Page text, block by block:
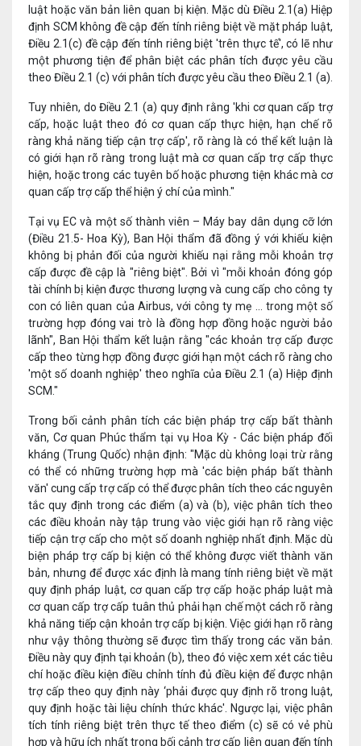
luật hoặc văn bản liên quan bị kiện. Mặc dù Điều 2.1(a) Hiệp
định SCM không đề cập đến tính riêng biệt về mặt pháp luật,
Điều 2.1(c) đề cập đến tính riêng biệt 'trên thực tế', có lẽ như
một phương tiện để phân biệt các phân tích được yêu cầu
theo Điều 2.1 (c) với phân tích được yêu cầu theo Điều 2.1 (a).
Tuy nhiên, do Điều 2.1 (a) quy định rằng 'khi cơ quan cấp trợ
cấp, hoặc luật theo đó cơ quan cấp thực hiện, hạn chế rõ
ràng khả năng tiếp cận trợ cấp', rõ ràng là có thể kết luận là
có giới hạn rõ ràng trong luật mà cơ quan cấp trợ cấp thực
hiện, hoặc trong các tuyên bố hoặc phương tiện khác mà cơ
quan cấp trợ cấp thể hiện ý chí của mình."
Tại vụ EC và một số thành viên – Máy bay dân dụng cỡ lớn
(Điều 21.5- Hoa Kỳ), Ban Hội thẩm đã đồng ý với khiếu kiện
không bị phản đối của người khiếu nại rằng mỗi khoản trợ
cấp được đề cập là "riêng biệt". Bởi vì "mỗi khoản đóng góp
tài chính bị kiện được thương lượng và cung cấp cho công ty
con có liên quan của Airbus, với công ty mẹ ... trong một số
trường hợp đóng vai trò là đồng hợp đồng hoặc người bảo
lãnh", Ban Hội thẩm kết luận rằng "các khoản trợ cấp được
cấp theo từng hợp đồng được giới hạn một cách rõ ràng cho
'một số doanh nghiệp' theo nghĩa của Điều 2.1 (a) Hiệp định
SCM."
Trong bối cảnh phân tích các biện pháp trợ cấp bất thành
văn, Cơ quan Phúc thẩm tại vụ Hoa Kỳ - Các biện pháp đối
kháng (Trung Quốc) nhận định: "Mặc dù không loại trừ rằng
có thể có những trường hợp mà 'các biện pháp bất thành
văn' cung cấp trợ cấp có thể được phân tích theo các nguyên
tắc quy định trong các điểm (a) và (b), việc phân tích theo
các điều khoản này tập trung vào việc giới hạn rõ ràng việc
tiếp cận trợ cấp cho một số doanh nghiệp nhất định. Mặc dù
biện pháp trợ cấp bị kiện có thể không được viết thành văn
bản, nhưng để được xác định là mang tính riêng biệt về mặt
quy định pháp luật, cơ quan cấp trợ cấp hoặc pháp luật mà
cơ quan cấp trợ cấp tuân thủ phải hạn chế một cách rõ ràng
khả năng tiếp cận khoản trợ cấp bị kiện. Việc giới hạn rõ ràng
như vậy thông thường sẽ được tìm thấy trong các văn bản.
Điều này quy định tại khoản (b), theo đó việc xem xét các tiêu
chí hoặc điều kiện điều chỉnh tính đủ điều kiện để được nhận
trợ cấp theo quy định này ‘phải được quy định rõ trong luật,
quy định hoặc tài liệu chính thức khác'. Ngược lại, việc phân
tích tính riêng biệt trên thực tế theo điểm (c) sẽ có vẻ phù
hợp và hữu ích nhất trong bối cảnh trợ cấp liên quan đến tính